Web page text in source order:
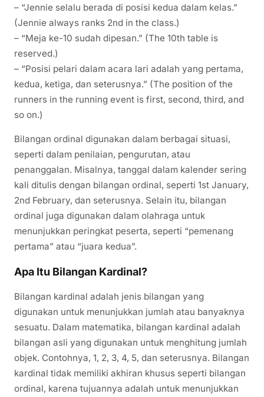
– “Jennie selalu berada di posisi kedua dalam kelas.”
(Jennie always ranks 2nd in the class.)
– “Meja ke-10 sudah dipesan.” (The 10th table is
reserved.)
– “Posisi pelari dalam acara lari adalah yang pertama,
kedua, ketiga, dan seterusnya.” (The position of the
runners in the running event is first, second, third, and
so on.)
Bilangan ordinal digunakan dalam berbagai situasi,
seperti dalam penilaian, pengurutan, atau
penanggalan. Misalnya, tanggal dalam kalender sering
kali ditulis dengan bilangan ordinal, seperti 1st January,
2nd February, dan seterusnya. Selain itu, bilangan
ordinal juga digunakan dalam olahraga untuk
menunjukkan peringkat peserta, seperti “pemenang
pertama” atau “juara kedua”.
Apa Itu Bilangan Kardinal?
Bilangan kardinal adalah jenis bilangan yang
digunakan untuk menunjukkan jumlah atau banyaknya
sesuatu. Dalam matematika, bilangan kardinal adalah
bilangan asli yang digunakan untuk menghitung jumlah
objek. Contohnya, 1, 2, 3, 4, 5, dan seterusnya. Bilangan
kardinal tidak memiliki akhiran khusus seperti bilangan
ordinal, karena tujuannya adalah untuk menunjukkan